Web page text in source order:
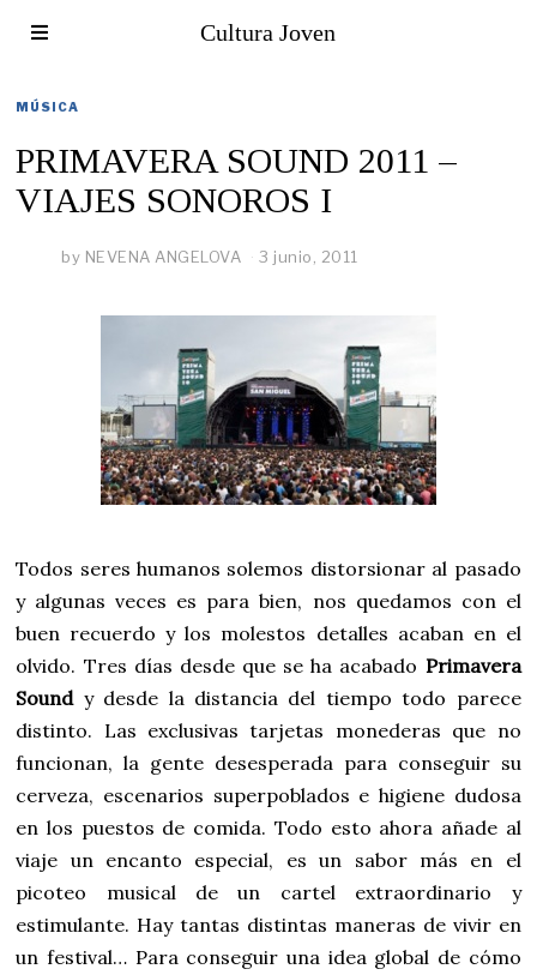
Cultura Joven
MÚSICA
PRIMAVERA SOUND 2011 –
VIAJES SONOROS I
by NEVENA ANGELOVA 3 junio, 2011
Todos seres humanos solemos distorsionar al pasado
y algunas veces es para bien, nos quedamos con el
buen recuerdo y los molestos detalles acaban en el
olvido. Tres días desde que se ha acabado Primavera
Soundy desde la distancia del tiempo todo parece
distinto. Las exclusivas tarjetas monederas que no
funcionan, la gente desesperada para conseguir su
cerveza, escenarios superpoblados e higiene dudosa
en los puestos de comida. Todo esto ahora añade al
viaje un encanto especial, es un sabor más en el
picoteo musical de un cartel extraordinario y
estimulante. Hay tantas distintas maneras de vivir en
un festival… Para conseguir una idea global de cómo